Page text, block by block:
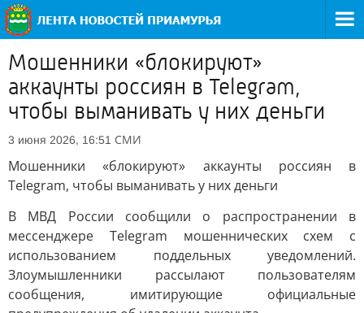
Мошенники «блокируют»
аккаунты россиян в Telegram,
чтобы выманивать у них деньги
3 июня 2026, 16:51 СМИ
Мошенники «блокируют» аккаунты россиян в
Telegram, чтобы выманивать у них деньги
В МВД России сообщили о распространении в
мессенджере Telegram мошеннических схем с
использованием поддельных уведомлений.
Злоумышленники рассылают пользователям
сообщения, имитирующие официальные